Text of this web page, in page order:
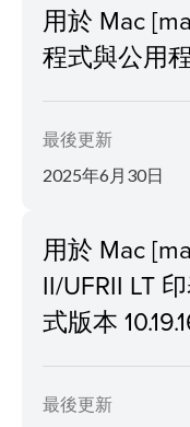
用於 Mac
程式與公用
最後更新
2025年6月30日
用於 Mac
II/UFRII LT
式版本
最後更新